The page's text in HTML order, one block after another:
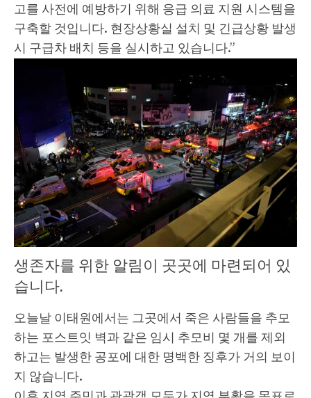
고를 사전에 예방하기 위해 응급 의료 지원 시스템을
구축할 것입니다. 현장상황실 설치 및 긴급상황 발생
시 구급차 배치 등을 실시하고 있습니다.”
생존자를 위한 알림이 곳곳에 마련되어 있
습니다.
오늘날 이태원에서는 그곳에서 죽은 사람들을 추모
하는 포스트잇 벽과 같은 임시 추모비 몇 개를 제외
하고는 발생한 공포에 대한 명백한 징후가 거의 보이
지 않습니다.